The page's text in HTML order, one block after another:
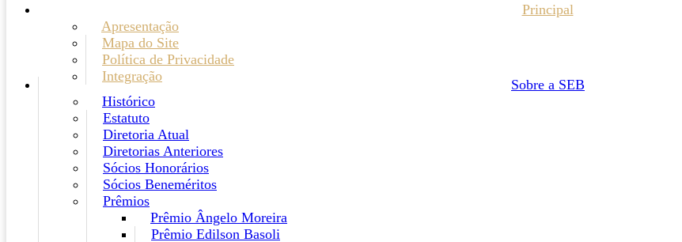
Principal
Apresentação
Mapa do Site
Política de Privacidade
Integração
Sobre a SEB
Histórico
Estatuto
Diretoria Atual
Diretorias Anteriores
Sócios Honorários
Sócios Beneméritos
Prêmios
Prêmio Ângelo Moreira
Prêmio Edilson Basoli